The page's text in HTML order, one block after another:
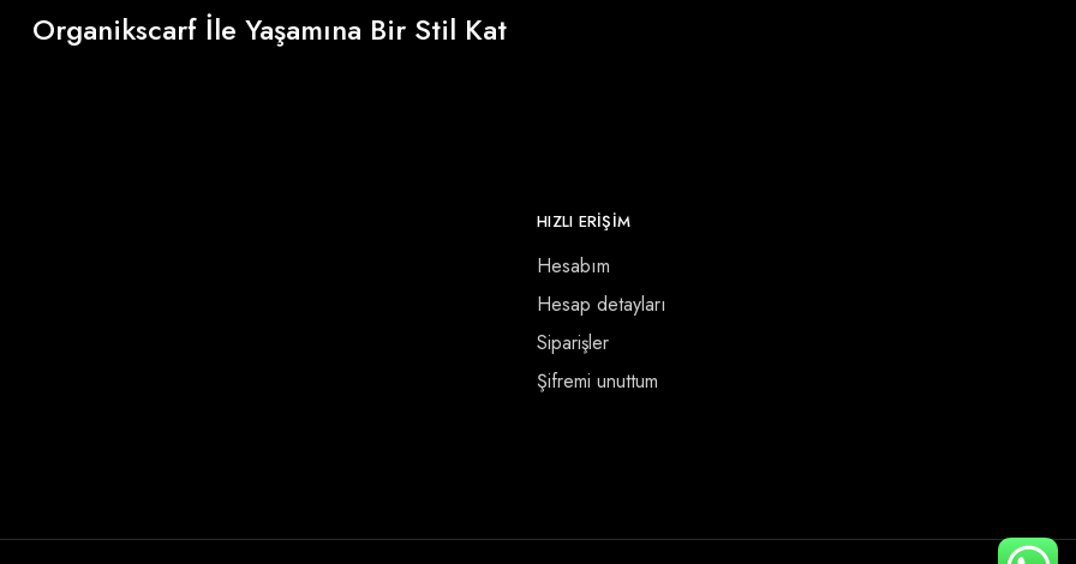
Organikscarf İle Yaşamına Bir Stil Kat
HIZLI ERİŞİM
Hesabım
Hesap detayları
Siparişler
Şifremi unuttum